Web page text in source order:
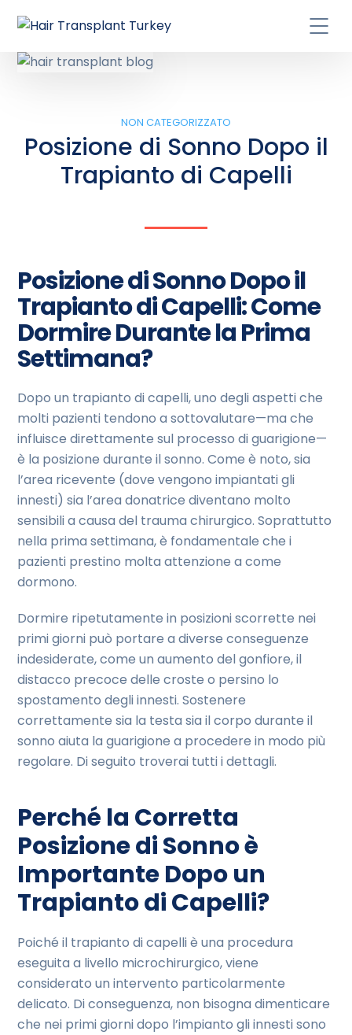
NON CATEGORIZZATO
Posizione di Sonno Dopo il
Trapianto di Capelli
Posizione di Sonno Dopo il
Trapianto di Capelli: Come
Dormire Durante la Prima
Settimana?
Dopo un trapianto di capelli, uno degli aspetti che
molti pazienti tendono a sottovalutare—ma che
influisce direttamente sul processo di guarigione—
è la posizione durante il sonno. Come è noto, sia
l’area ricevente (dove vengono impiantati gli
innesti) sia l’area donatrice diventano molto
sensibili a causa del trauma chirurgico. Soprattutto
nella prima settimana, è fondamentale che i
pazienti prestino molta attenzione a come
dormono.
Dormire ripetutamente in posizioni scorrette nei
primi giorni può portare a diverse conseguenze
indesiderate, come un aumento del gonfiore, il
distacco precoce delle croste o persino lo
spostamento degli innesti. Sostenere
correttamente sia la testa sia il corpo durante il
sonno aiuta la guarigione a procedere in modo più
regolare. Di seguito troverai tutti i dettagli.
Perché la Corretta
Posizione di Sonno è
Importante Dopo un
Trapianto di Capelli?
Poiché il trapianto di capelli è una procedura
eseguita a livello microchirurgico, viene
considerato un intervento particolarmente
delicato. Di conseguenza, non bisogna dimenticare
che nei primi giorni dopo l’impianto gli innesti sono